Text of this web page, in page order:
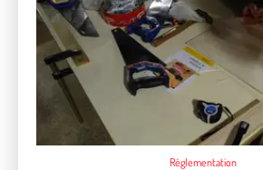
Règlementation